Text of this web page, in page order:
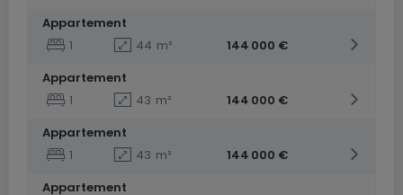
Appartement
1
44 m²
144 000 €
Appartement
1
43 m²
144 000 €
Appartement
1
43 m²
144 000 €
Appartement